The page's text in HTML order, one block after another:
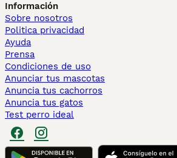
Información
Sobre nosotros
Politica privacidad
Ayuda
Prensa
Condiciones de uso
Anunciar tus mascotas
Anuncia tus cachorros
Anuncia tus gatos
Test perro ideal